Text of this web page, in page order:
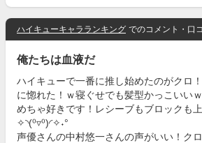
ハイキューキャラランキング でのコメント・口
俺たちは血液だ
ハイキューで一番に推し始めたのがクロ
に惚れた！ｗ寝ぐせでも髪型かっこいい
めちゃ好きです！レシーブもブロックも
✧◝(⁰▿⁰)◜✧˖°
声優さんの中村悠一さんの声がいい！ク